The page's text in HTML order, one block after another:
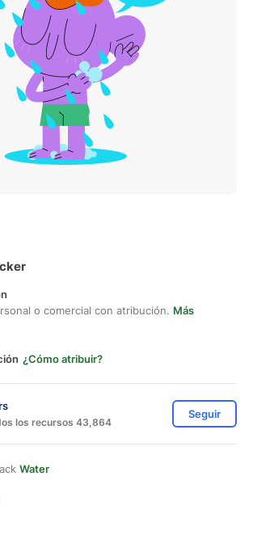
o comercial con atribución. Más
¿Cómo atribuir?
los recursos 43,864
Seguir
Water